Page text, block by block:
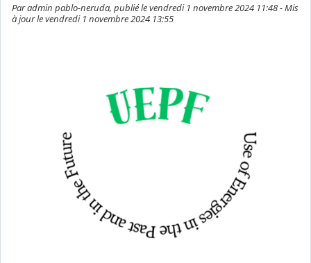
Par admin pablo-neruda, publié le vendredi 1 novembre 2024 11:48 - Mis
à jour le vendredi 1 novembre 2024 13:55